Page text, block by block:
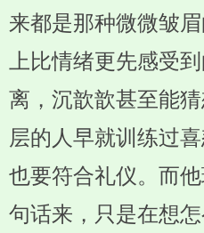
来都是那种微微皱
上比情绪更先感受
离，沉歆歆甚至能
层的人早就训练过
也要符合礼仪。而
句话来，只是在想怎